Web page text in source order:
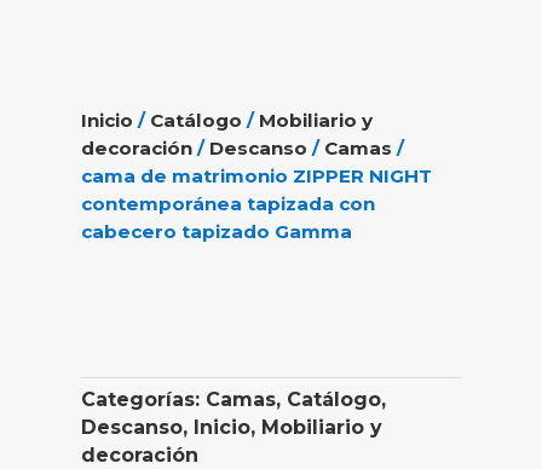
Inicio / Catálogo / Mobiliario y
decoración / Descanso / Camas /
cama de matrimonio ZIPPER NIGHT
contemporánea tapizada con
cabecero tapizado Gamma
Categorías: Camas, Catálogo,
Descanso, Inicio, Mobiliario y
decoración